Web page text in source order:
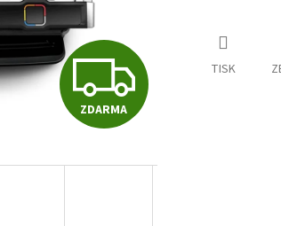
Z
D
ZDARMA
TISK